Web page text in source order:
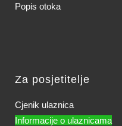
Popis otoka
Za posjetitelje
Cjenik ulaznica
Informacije o ulaznicama